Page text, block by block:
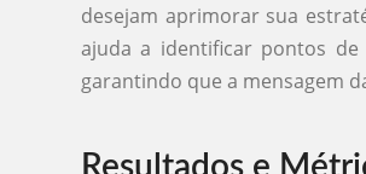
desejam aprimorar sua
ajuda a identificar pontos
garantindo que a mensagem
Resultados e